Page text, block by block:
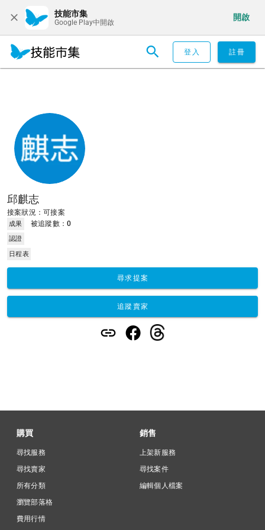
技能市集
Google Play中開啟
開啟
登入 註冊
邱麒志
接案狀況：可接案
成果 被追蹤數：0
認證
日程表
尋求提案
追蹤賣家
購買
尋找服務
尋找賣家
所有分類
瀏覽部落格
費用行情
銷售
上架新服務
尋找案件
編輯個人檔案